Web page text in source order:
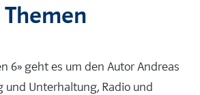
6» geht es um den Autor Andreas
und Unterhaltung, Radio und